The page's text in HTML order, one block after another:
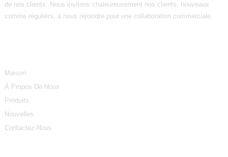
de nos clients. Nous invitons chaleureusement nos clients, nouveaux
comme réguliers, à nous rejoindre pour une collaboration commerciale.
Maison
À Propos De Nous
Produits
Nouvelles
Contactez-Nous